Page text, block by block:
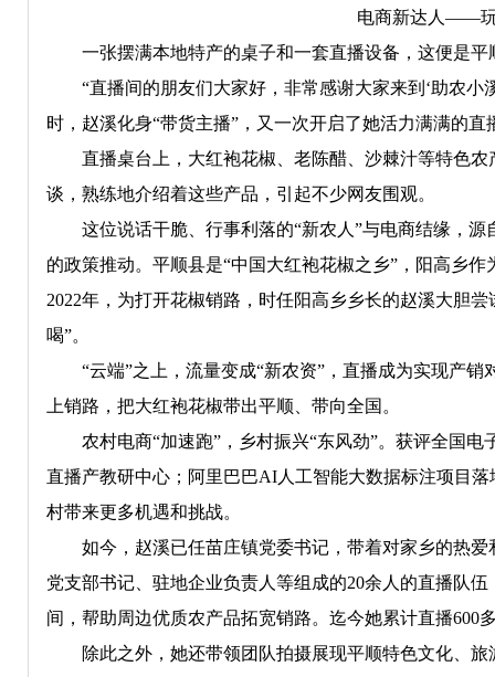
电商新达人——玩
一张摆满本地特产的桌子和一套直播设备，这便是平
“直播间的朋友们大家好，非常感谢大家来到‘助农小
时，赵溪化身“带货主播”，又一次开启了她活力满满的直
直播桌台上，大红袍花椒、老陈醋、沙棘汁等特色农
谈，熟练地介绍着这些产品，引起不少网友围观。
这位说话干脆、行事利落的“新农人”与电商结缘，源
的政策推动。平顺县是“中国大红袍花椒之乡”，阳高乡
2022年，为打开花椒销路，时任阳高乡乡长的赵溪大胆
喝”。
“云端”之上，流量变成“新农资”，直播成为实现产销
上销路，把大红袍花椒带出平顺、带向全国。
农村电商“加速跑”，乡村振兴“东风劲”。获评全国电
直播产教研中心；阿里巴巴AI人工智能大数据标注项目
村带来更多机遇和挑战。
如今，赵溪已任苗庄镇党委书记，带着对家乡的热爱
党支部书记、驻地企业负责人等组成的20余人的直播队
间，帮助周边优质农产品拓宽销路。迄今她累计直播600
除此之外，她还带领团队拍摄展现平顺特色文化、旅